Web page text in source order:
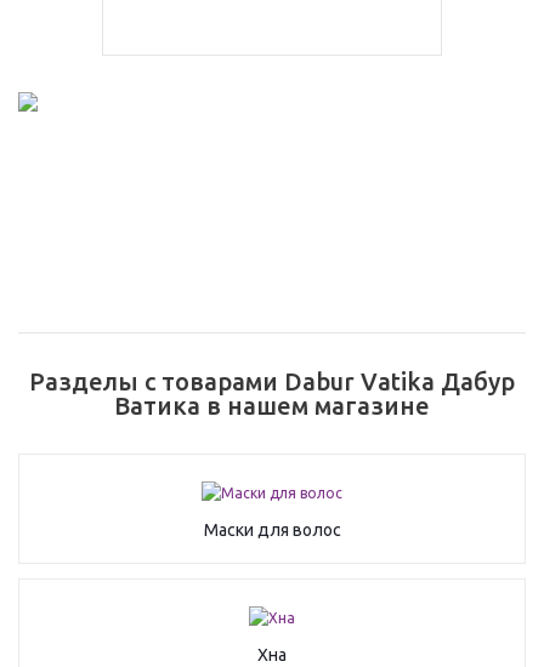
Разделы с товарами Dabur Vatika Дабур
Ватика в нашем магазине
Маски для волос
Хна